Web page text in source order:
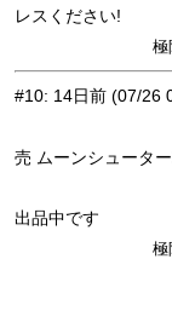
レスください!
極
#10: 14日前 (07/26
売 ムーンシュータ
出品中です
極